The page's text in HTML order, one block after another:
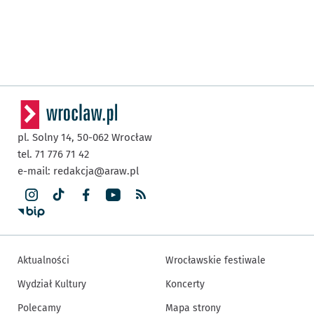
pl. Solny 14, 50-062 Wrocław
tel. 71 776 71 42
e-mail: redakcja@araw.pl
Aktualności
Wydział Kultury
Polecamy
Wrocławskie festiwale
Koncerty
Mapa strony